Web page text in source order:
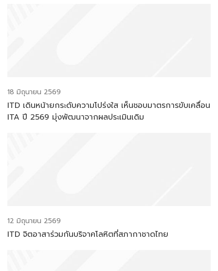
18 มิถุนายน 2569
ITD เดินหน้ายกระดับความโปร่งใส เห็นชอบมาตรการขับเคลื่อน
ITA ปี 2569 มุ่งพัฒนาจากผลประเมินเดิม
12 มิถุนายน 2569
ITD จิตอาสาร่วมกันบริจาคโลหิตที่สภากาชาดไทย